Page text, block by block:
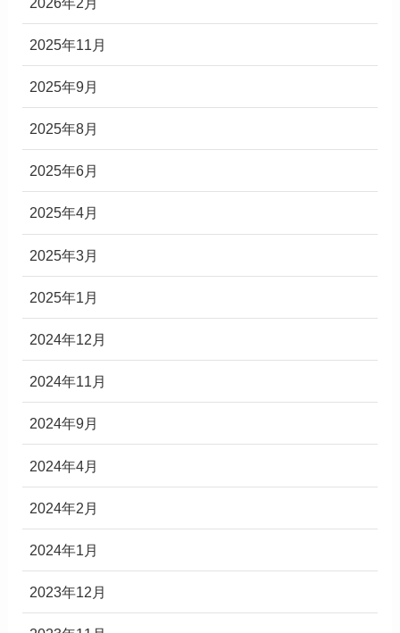
2025年11月
2025年9月
2025年8月
2025年6月
2025年4月
2025年3月
2025年1月
2024年12月
2024年11月
2024年9月
2024年4月
2024年2月
2024年1月
2023年12月